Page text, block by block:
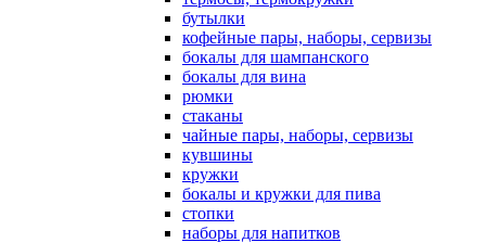
бутылки
кофейные пары, наборы, сервизы
бокалы для шампанского
бокалы для вина
рюмки
стаканы
чайные пары, наборы, сервизы
кувшины
кружки
бокалы и кружки для пива
стопки
наборы для напитков